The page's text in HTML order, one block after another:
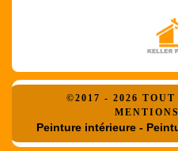
©2017 - 2026
Peinture intérieure -